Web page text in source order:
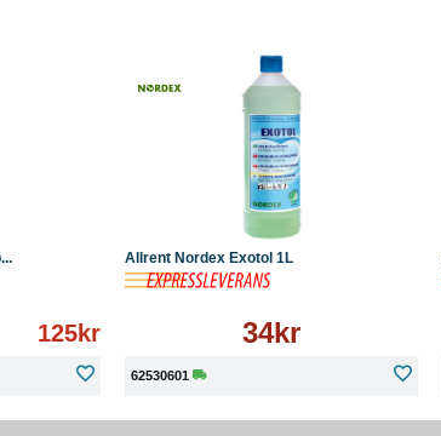
125kr
Allrent Nordex Exotol 1L
34kr
62530601